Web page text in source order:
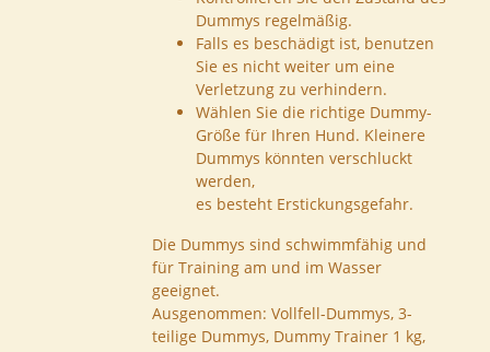
Dummys regelmäßig.
Falls es beschädigt ist, benutzen
Sie es nicht weiter um eine
Verletzung zu verhindern.
Wählen Sie die richtige Dummy-
Größe für Ihren Hund. Kleinere
Dummys könnten verschluckt
werden,
es besteht Erstickungsgefahr.
Die Dummys sind schwimmfähig und
für Training am und im Wasser
geeignet.
Ausgenommen: Vollfell-Dummys, 3-
teilige Dummys, Dummy Trainer 1 kg,